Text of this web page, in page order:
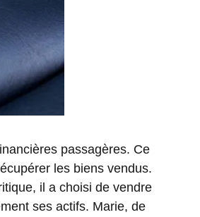
passagères. Ce
les biens vendus.
il a choisi de vendre
ses actifs. Marie, de